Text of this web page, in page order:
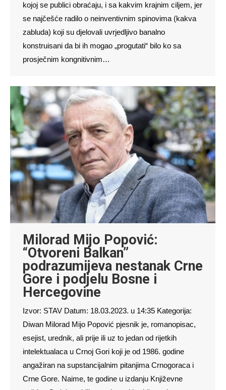
kojoj se publici obraćaju, i sa kakvim krajnim ciljem, jer
se najčešće radilo o neinventivnim spinovima (kakva
zabluda) koji su djelovali uvrjedljivo banalno
konstruisani da bi ih mogao „progutati“ bilo ko sa
prosječnim kongnitivnim…
Milorad Mijo Popović:
“Otvoreni Balkan”
podrazumijeva nestanak Crne
Gore i podjelu Bosne i
Hercegovine
Izvor: STAV Datum: 18.03.2023. u 14:35 Kategorija:
Diwan Milorad Mijo Popović pjesnik je, romanopisac,
esejist, urednik, ali prije ili uz to jedan od rijetkih
intelektualaca u Crnoj Gori koji je od 1986. godine
angažiran na supstancijalnim pitanjima Crnogoraca i
Crne Gore. Naime, te godine u izdanju Književne